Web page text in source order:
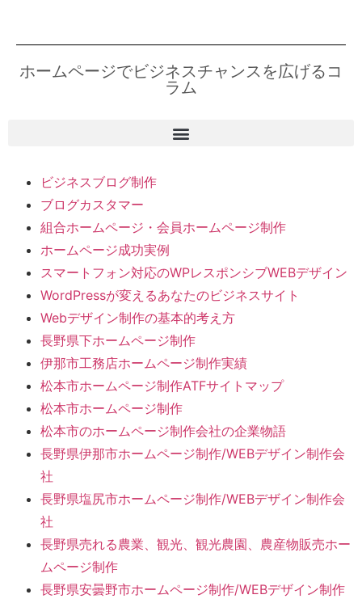
ホームページでビジネスチャンスを広げるコ
ラム
ビジネスブログ制作
ブログカスタマー
組合ホームページ・会員ホームページ制作
ホームページ成功実例
スマートフォン対応のWPレスポンシブWEBデザイン
WordPressが変えるあなたのビジネスサイト
Webデザイン制作の基本的考え方
長野県下ホームページ制作
伊那市工務店ホームページ制作実績
松本市ホームページ制作ATFサイトマップ
松本市ホームページ制作
松本市のホームページ制作会社の企業物語
長野県伊那市ホームページ制作/WEBデザイン制作会
社
長野県塩尻市ホームページ制作/WEBデザイン制作会
社
長野県売れる農業、観光、観光農園、農産物販売ホー
ムページ制作
長野県安曇野市ホームページ制作/WEBデザイン制作